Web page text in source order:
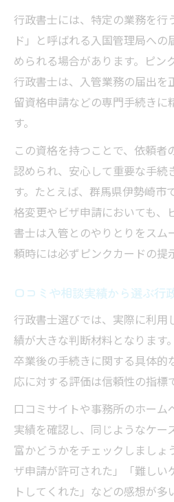
行政書士には、特定の業務を行
ド」と呼ばれる入国管理局へ
められる場合があります。ピン
行政書士は、入管業務の届出を
留資格申請などの専門手続きに
す。
この資格を持つことで、依頼者
認められ、安心して重要な手続
す。たとえば、群馬県伊勢崎市
格変更やビザ申請においても、
書士は入管とのやりとりをスム
頼時には必ずピンクカードの提
口コミや相談実績から選ぶ行
行政書士選びでは、実際に利用
績が大きな判断材料となります
卒業後の手続きに関する具体的
応に対する評価は信頼性の指標
口コミサイトや事務所のホーム
実績を確認し、同じようなケー
富かどうかをチェックしましょ
ザ申請が許可された」「難しい
トしてくれた」などの感想が